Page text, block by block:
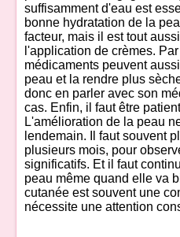
suffisamment d'eau est
bonne hydratation de la
facteur, mais il est tout
l'application de crèmes.
médicaments peuvent
peau et la rendre plus
donc en parler avec son
cas. Enfin, il faut être
L'amélioration de la peau
lendemain. Il faut souvent
plusieurs mois, pour
significatifs. Et il faut
peau même quand elle va
cutanée est souvent une
nécessite une attention